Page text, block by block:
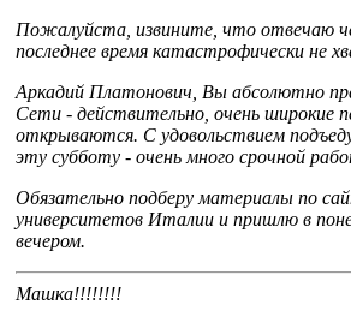
Пожалуйста, извините, что отвечаю
последнее время катастрофически не
Аркадий Платонович, Вы абсолютно
Сети - действительно, очень широкие
открываются. С удовольствием
эту субботу - очень много срочной
Обязательно подберу материалы по
университетов Италии и пришлю в
вечером.
Машка!!!!!!!!